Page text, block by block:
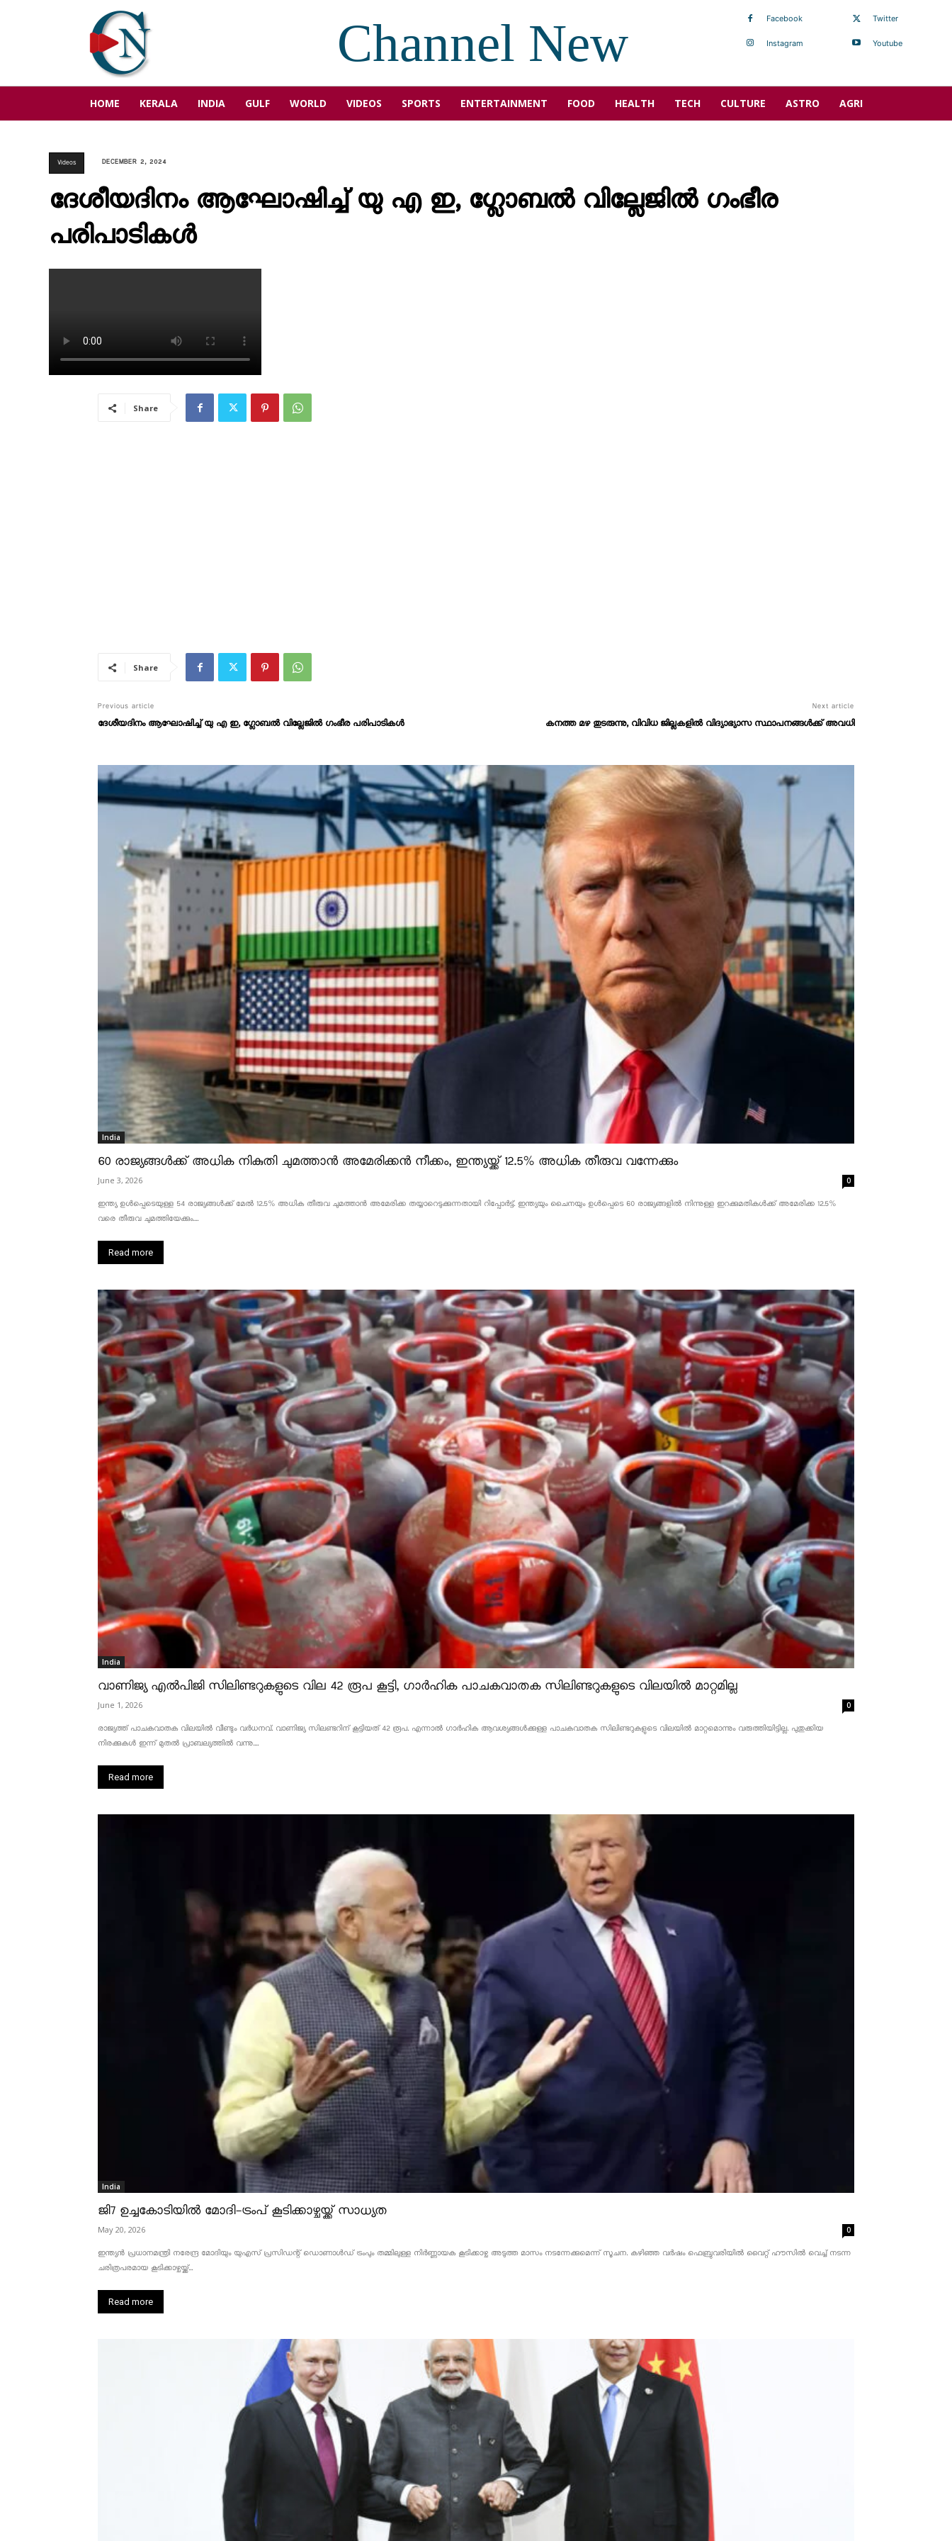
Channel New Facebook
Instagram
Twitter
Youtube
HOME KERALA INDIA GULF WORLD VIDEOS SPORTS ENTERTAINMENT FOOD HEALTH TECH CULTURE ASTRO AGRI
Videos DECEMBER 2, 2024
ദേശീയദിനം ആഘോഷിച്ച് യു എ ഇ, ഗ്ലോബൽ വില്ലേജിൽ ഗംഭീര
പരിപാടികൾ
Share
Share
Previous article
ദേശീയദിനം ആഘോഷിച്ച് യു എ ഇ, ഗ്ലോബൽ വില്ലേജിൽ ഗംഭീര പരിപാടികൾ
Next article
കനത്ത മഴ തുടരുന്നു, വിവിധ ജില്ലകളിൽ വിദ്യാഭ്യാസ സ്ഥാപനങ്ങൾക്ക് അവധി
India
60 രാജ്യങ്ങൾക്ക് അധിക നികുതി ചുമത്താൻ അമേരിക്കൻ നീക്കം, ഇന്ത്യയ്ക്ക് 12.5% അധിക തീരുവ വന്നേക്കും
June 3, 2026 0
ഇന്ത്യ ഉൾപ്പെടെയുള്ള 54 രാജ്യങ്ങൾക്ക് മേൽ 12.5% അധിക തീരുവ ചുമത്താൻ അമേരിക്ക തയ്യാറെടുക്കുന്നതായി റിപ്പോർട്ട്. ഇന്ത്യയും ചൈനയും ഉൾപ്പെടെ 60 രാജ്യങ്ങളിൽ നിന്നുള്ള ഇറക്കുമതികൾക്ക് അമേരിക്ക 12.5% ​​
വരെ തീരുവ ചുമത്തിയേക്കും....
Read more
India
വാണിജ്യ എൽപിജി സിലിണ്ടറുകളുടെ വില 42 രൂപ കൂട്ടി, ഗാർഹിക പാചകവാതക സിലിണ്ടറുകളുടെ വിലയിൽ മാറ്റമില്ല
June 1, 2026 0
രാജ്യത്ത് പാചകവാതക വിലയിൽ വീണ്ടും വർധനവ്. വാണിജ്യ സിലണ്ടറിന് കൂട്ടിയത് 42 രൂപ. എന്നാൽ ഗാർഹിക ആവശ്യങ്ങൾക്കുള്ള പാചകവാതക സിലിണ്ടറുകളുടെ വിലയിൽ മാറ്റമൊന്നും വരുത്തിയിട്ടില്ല. പുതുക്കിയ
നിരക്കുകൾ ഇന്ന് മുതൽ പ്രാബല്യത്തിൽ വന്നു....
Read more
India
ജി7 ഉച്ചകോടിയിൽ മോദി-ട്രംപ് കൂടിക്കാഴ്ചയ്ക്ക് സാധ്യത
May 20, 2026 0
ഇന്ത്യൻ പ്രധാനമന്ത്രി നരേന്ദ്ര മോദിയും യുഎസ് പ്രസിഡന്റ് ഡൊണാൾഡ് ട്രംപും തമ്മിലുള്ള നിർണ്ണായക കൂടിക്കാഴ്ച അടുത്ത മാസം നടന്നേക്കുമെന്ന് സൂചന. കഴിഞ്ഞ വർഷം ഫെബ്രുവരിയിൽ വൈറ്റ് ഹൗസിൽ വെച്ച് നടന്ന
ചരിത്രപരമായ കൂടിക്കാഴ്ചയ്ക്ക്...
Read more